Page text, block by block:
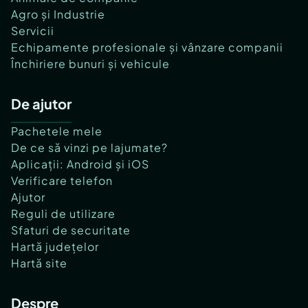
Agro și Industrie
Servicii
Echipamente profesionale și vânzare companii
Închiriere bunuri și vehicule
De ajutor
Pachetele mele
De ce să vinzi pe lajumate?
Aplicații: Android și iOS
Verificare telefon
Ajutor
Reguli de utilizare
Sfaturi de securitate
Hartă județelor
Hartă site
Despre